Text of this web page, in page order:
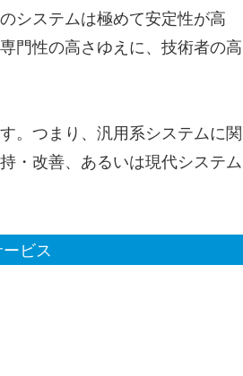
システムは極めて安定性が高
門性の高さゆえに、技術者の高
。つまり、汎用系システムに関
・改善、あるいは現代システム
ビス